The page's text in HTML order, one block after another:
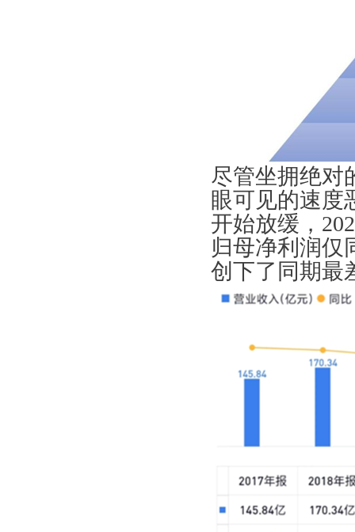
尽管坐拥绝对
眼可见的速度
开始放缓，
归母净利润仅
创下了同期最